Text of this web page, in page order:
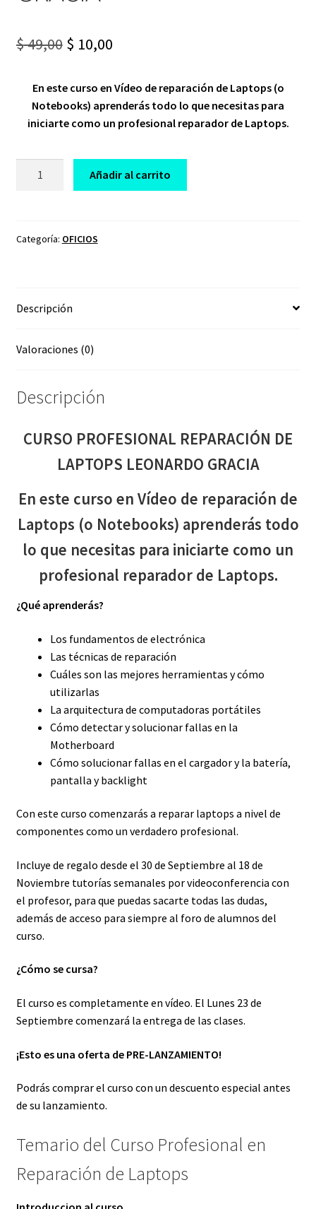
$49,00 Original
was:
$ 49,00.
$ 10,00Current
is:
$ 10,00.
En este curso en Vídeo de reparación de Laptops (o
Notebooks) aprenderás todo lo que necesitas para
iniciarte como un profesional reparador de Laptops.
LAPTOPS
Añadir al carrito
Categoría: OFICIOS
Descripción
Valoraciones (0)
Descripción
CURSO PROFESIONAL REPARACIÓN DE
LAPTOPS LEONARDO GRACIA
En este curso en Vídeo de reparación de
Laptops (o Notebooks) aprenderás todo
lo que necesitas para iniciarte como un
profesional reparador de Laptops.
¿Qué aprenderás?
Los fundamentos de electrónica
Las técnicas de reparación
Cuáles son las mejores herramientas y cómo
utilizarlas
La arquitectura de computadoras portátiles
Cómo detectar y solucionar fallas en la
Motherboard
Cómo solucionar fallas en el cargador y la batería,
pantalla y backlight
Con este curso comenzarás a reparar laptops a nivel de
componentes como un verdadero profesional.
Incluye de regalo desde el 30 de Septiembre al 18 de
Noviembre tutorías semanales por videoconferencia con
el profesor, para que puedas sacarte todas las dudas,
además de acceso para siempre al foro de alumnos del
curso.
¿Cómo se cursa?
El curso es completamente en vídeo. El Lunes 23 de
Septiembre comenzará la entrega de las clases.
¡Esto es una oferta de PRE-LANZAMIENTO!
Podrás comprar el curso con un descuento especial antes
de su lanzamiento.
Temario del Curso Profesional en
Reparación de Laptops